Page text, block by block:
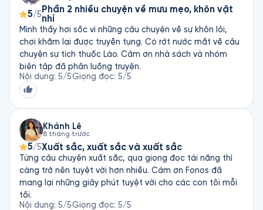
❤️❤️❤️
5/5 Phần 2 nhiều chuyện về mưu mẹo, khôn vặt
nhỉ
Mình thấy hơi sốc vì những câu chuyện về sự khôn lỏi,
chơi khăm lại được truyền tụng. Có rớt nước mắt về câu
chuyện sự tích thuốc Lào. Cảm ơn nhà sách và nhóm
biên tập đã phân luồng truyện.
Nội dung: 5/5Giọng đọc: 5/5
Khánh Lê
8 tháng trước
5/5Xuất sắc, xuất sắc và xuất sắc
Từng câu chuyện xuất sắc, qua giọng đọc tài năng thì
càng trở nên tuyệt vời hơn nhiều. Cám ơn Fonos đã
mang lại những giây phút tuyệt vời cho các con tôi mỗi
tối.
Nội dung: 5/5Giọng đọc: 5/5